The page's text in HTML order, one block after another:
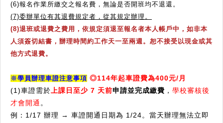
(6)報名作業所繳交之報名費，無論是否開班均不退還。
(7)委辦單位有其退費規定者，從其規定辦理。
(8)退班或退費之費用，依規定須退至報名者本人帳戶中，如非本
人須簽切結書，辦理時間約工作天一至兩週。恕不接受以現金或其
他方式退費。
※學員辦理車證注意事項 ◎114年起車證費為400元/月
(1)車證需於上課日至少 7 天前申請並完成繳費 ， 學校審核後
才會開通 。
例：1/17 辦理 → 車證開通日期為 1/24。 當天辦理無法立即